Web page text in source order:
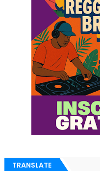
TRANSLATE